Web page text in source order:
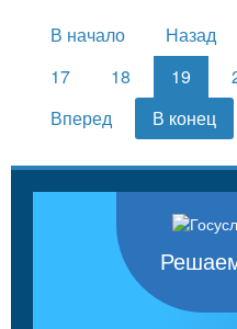
В начало Назад
17
18 19
Вперед
В конец